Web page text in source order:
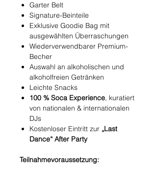
Garter Belt
Signature-Beinteile
Exklusive Goodie Bag mit
ausgewählten Überraschungen
Wiederverwendbarer Premium-
Becher
Auswahl an alkoholischen und
alkoholfreien Getränken
Leichte Snacks
100 % Soca Experience, kuratiert
von nationalen & internationalen
DJs
Kostenloser Eintritt zur „Last
Dance“ After Party
Teilnahmevoraussetzung: